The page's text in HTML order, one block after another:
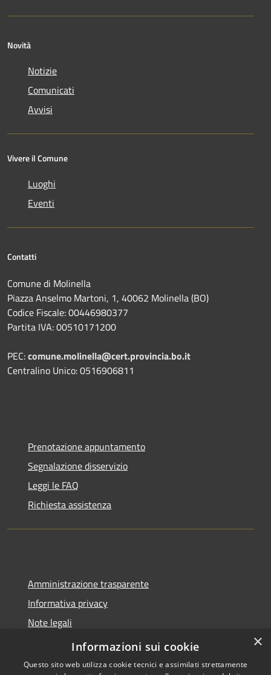
Novità
Notizie
Comunicati
Avvisi
Vivere il Comune
Luoghi
Eventi
Contatti
Comune di Molinella
Piazza Anselmo Martoni, 1, 40062 Molinella (BO)
Codice Fiscale: 00446980377
Partita IVA: 00510171200
PEC:comune.molinella@cert.provincia.bo.it
Centralino Unico: 0516906811
Prenotazione appuntamento
Segnalazione disservizio
Leggi le FAQ
Richiesta assistenza
Amministrazione trasparente
Informativa privacy
Note legali
Dichiarazione di accessibilità
×
Informazioni sui cookie
Questo sito web utilizza cookie tecnici e assimilati strettamente